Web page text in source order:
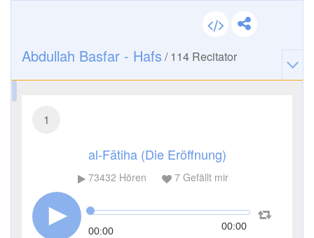
Abdullah Basfar - Hafs /114 Recitator
1
al-Fātiha (Die Eröffnung)
73432 Hören 7Gefällt mir
00:00 00:00